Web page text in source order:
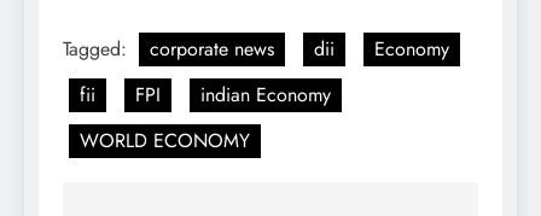
Tagged: corporate news dii
Economy
fii
FPI
indian Economy
WORLD ECONOMY